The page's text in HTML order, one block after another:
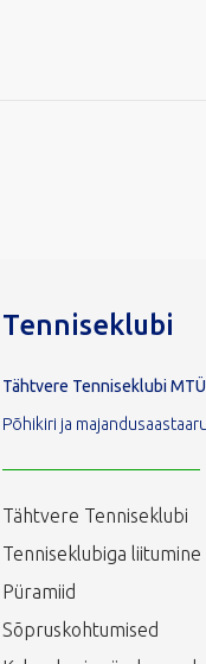
Tenniseklubi
Tähtvere Tenniseklubi MTÜ
Põhikiri ja
Tähtvere Tenniseklubi
Tenniseklubiga liitumine
Püramiid
Sõpruskohtumised